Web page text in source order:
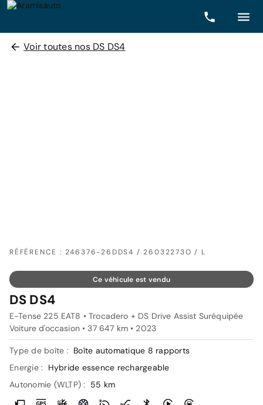
Voir toutes nos DS DS4
RÉFÉRENCE : 246376-26DDS4 / 26032273O / L
Ce véhicule est vendu
DS DS4
E-Tense 225 EAT8 • Trocadero + DS Drive Assist Suréquipée
Voiture d'occasion • 37 647 km • 2023
Type de boîte : Boîte automatique 8 rapports
Energie :
Hybride essence rechargeable
Autonomie (WLTP) :
55 km